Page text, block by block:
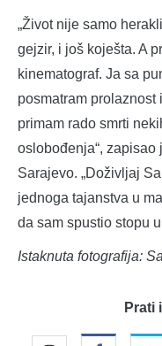
„Život nije samo
gejzir, i još koješta. A
kinematograf. Ja sa
posmatram
primam rado smrti
oslobođenja“,
Sarajevo. „Doživljaj
jednoga tajanstva u
da sam spustio stopu
Istaknuta fotografija:
Prati